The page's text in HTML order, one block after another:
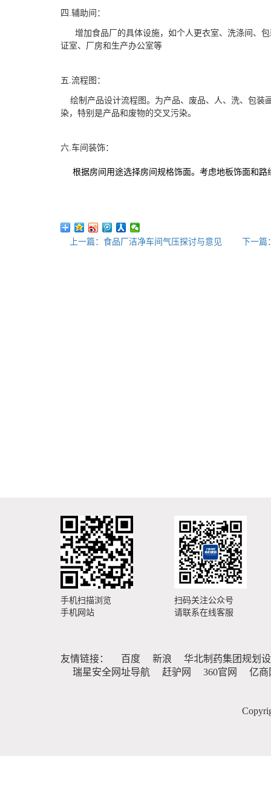
四.辅助间：
增加食品厂的具体设施，如个人更衣室、洗涤间、包
证室、厂房和生产办公室等
五.流程图：
绘制产品设计流程图。为产品、废品、人、洗、包装
染，特别是产品和废物的交叉污染。
六.车间装饰：
根据房间用途选择房间规格饰面。考虑地板饰面和路
上一篇：食品厂洁净车间气压探讨与意见 下一篇
手机扫描浏览
手机网站
扫码关注公众号
请联系在线客服
友情链接： 百度 新浪
华北制药集团规划
瑞星安全网址导航
赶驴网 360官网 亿商